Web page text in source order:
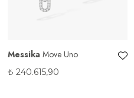
Messika Move Uno
₺ 240.615,90